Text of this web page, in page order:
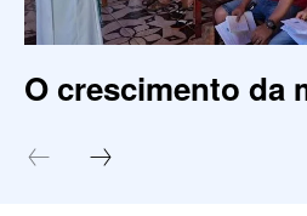
O crescimento da